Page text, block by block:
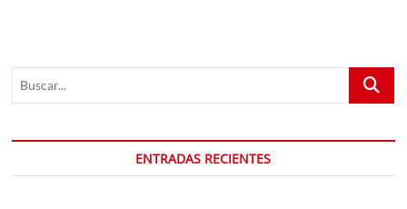
Buscar...
ENTRADAS RECIENTES